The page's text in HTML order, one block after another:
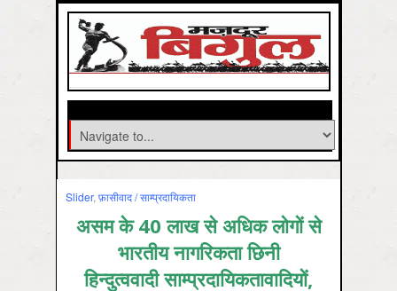
Slider, फ़ासीवाद / साम्‍प्रदायिकता
असम के 40 लाख से अधिक लोगों से
भारतीय नागरिकता छिनी
हिन्दुत्ववादी साम्प्रदायिकतावादियों,